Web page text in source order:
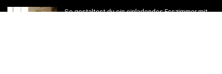
So gestaltest du ein einladendes Esszimmer mit